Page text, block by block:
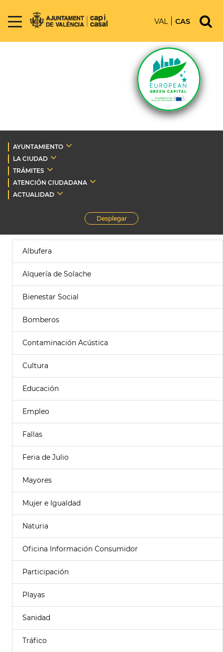
VAL CAS
AYUNTAMIENTO
LA CIUDAD
TRÁMITES
ATENCIÓN CIUDADANA
ACTUALIDAD
Desplegar
Albufera
Alquería de Solache
Bienestar Social
Bomberos
Contaminación Acústica
Cultura
Educación
Empleo
Fallas
Feria de Julio
Mayores
Mujer e Igualdad
Naturia
Oficina Información Consumidor
Participación
Playas
Sanidad
Tráfico